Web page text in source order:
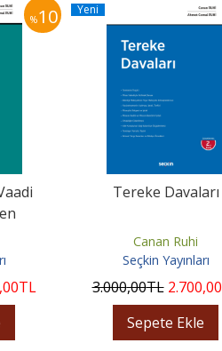
%10
,00TL
Yeni
Tereke Davaları
Canan Ruhi
Seçkin Yayınları
3.000,00TL 2.700,00
Sepete Ekle